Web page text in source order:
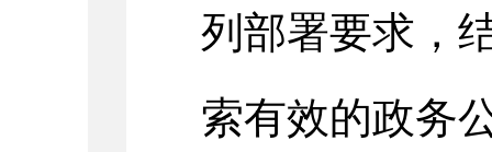
列部署要求，
索有效的政务